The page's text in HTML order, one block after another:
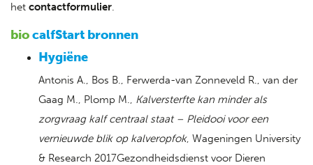
het contactformulier.
biocalfStart bronnen
Hygiëne
Antonis A., Bos B., Ferwerda-van Zonneveld R., van der
Gaag M., Plomp M., Kalversterfte kan minder als
zorgvraag kalf centraal staat – Pleidooi voor een
vernieuwde blik op kalveropfok, Wageningen University
& Research 2017Gezondheidsdienst voor Dieren